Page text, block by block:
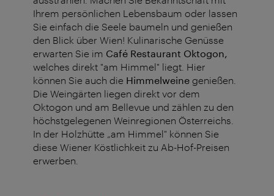
Ihrem persönlichen Lebensbaum oder lassen
Sie einfach die Seele baumeln und genießen
den Blick über Wien! Kulinarische Genüsse
erwarten Sie im Café Restaurant Oktogon,
welches direkt "am Himmel" liegt. Hier
können Sie auch die Himmelweine genießen.
Die Weingärten liegen direkt vor dem
Oktogon und am Bellevue und zählen zu den
höchstgelegenen Weinregionen Österreichs.
In der Holzhütte „am Himmel" können Sie
diese Wiener Köstlichkeit zu Ab-Hof-Preisen
erwerben.